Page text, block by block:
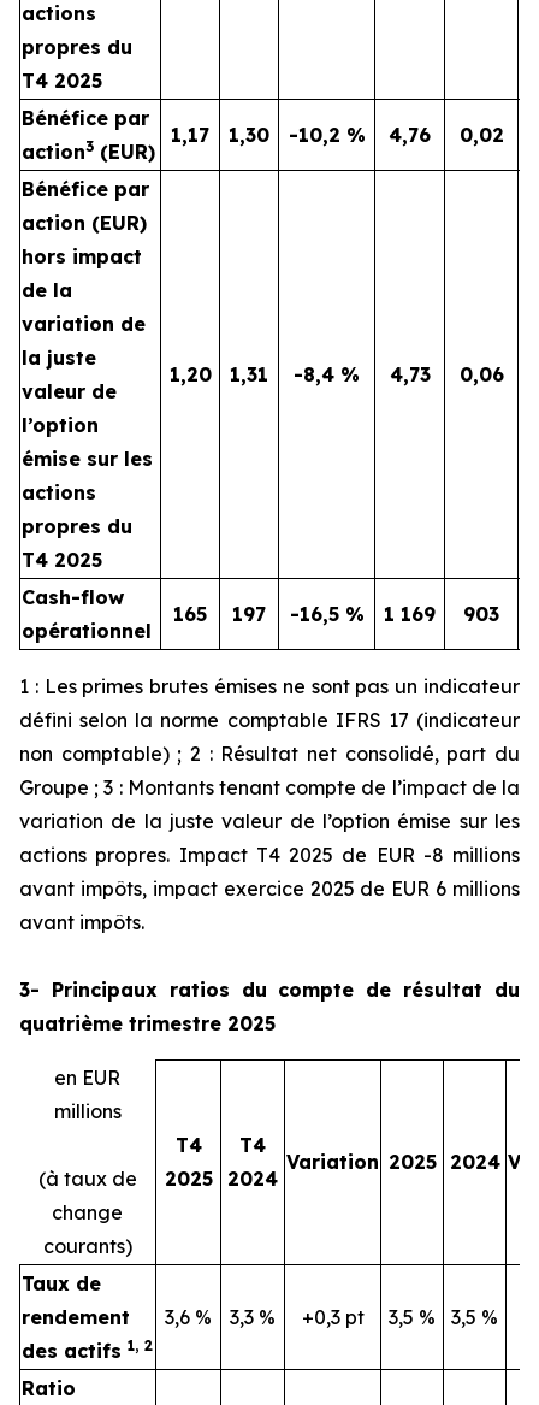
actions
propres du
T4 2025
Bénéfice par
action3 (EUR)
1,17 1,30 -10,2 % 4,76 0,02
Bénéfice par
action (EUR)
hors impact
de la
variation de
la juste
valeur de
l’option
émise sur les
actions
propres du
T4 2025
1,20 1,31 -8,4 % 4,73 0,06
Cash-flow
opérationnel
165 197 -16,5 % 1 169 903
1 : Les primes brutes émises ne sont pas un indicateur
défini selon la norme comptable IFRS 17 (indicateur
non comptable) ; 2 : Résultat net consolidé, part du
Groupe ; 3 : Montants tenant compte de l’impact de la
variation de la juste valeur de l’option émise sur les
actions propres. Impact T4 2025 de EUR -8 millions
avant impôts, impact exercice 2025 de EUR 6 millions
avant impôts.
3- Principaux ratios du compte de résultat du
quatrième trimestre 2025
en EUR
millions
(à taux de
change
courants)
T4
2025
T4
2024
Variation 2025 2024
Taux de
rendement
des actifs 1, 2
3,6 % 3,3 % +0,3 pt 3,5 % 3,5 %
Ratio